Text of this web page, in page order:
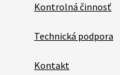
Kontrolná činnosť
Technická podpora
Kontakt